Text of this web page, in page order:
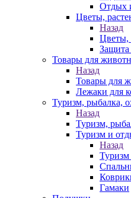
Отдых
Цветы,
Назад
Цветы,
Защита
Товары для
Назад
Товары для
Лежаки для
Туризм, рыбалка,
Назад
Туризм,
Туризм и
Назад
Гамаки